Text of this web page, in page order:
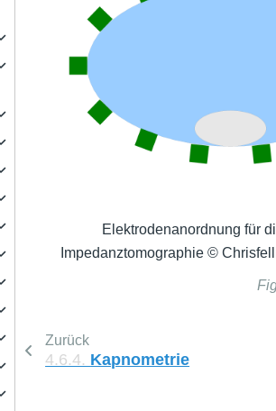
Elektrodenanordnung für
Impedanztomographie ©
Zurück
4.6.4. Kapnometrie